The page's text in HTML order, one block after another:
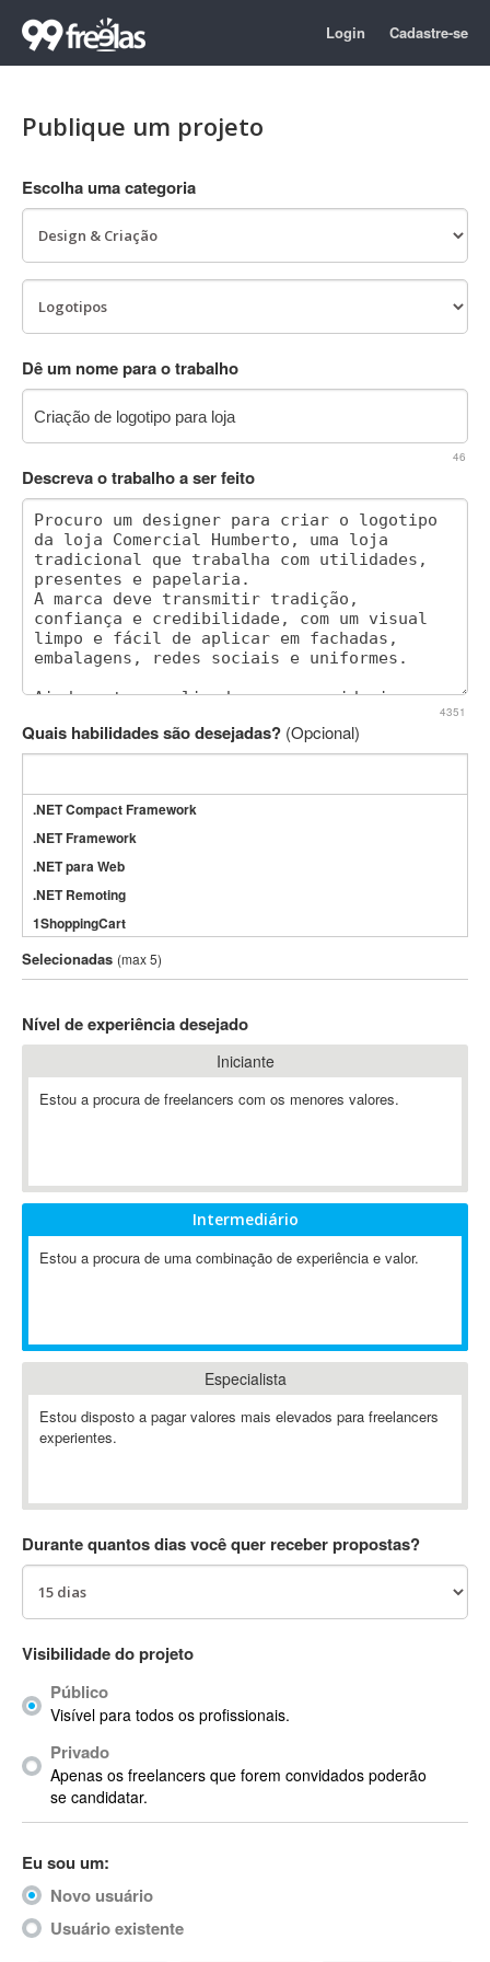
Login Cadastre-se
Publique um projeto
Escolha uma categoria
Dê um nome para o trabalho
46
Descreva o trabalho a ser feito
4351
Quais habilidades são desejadas? (Opcional)
.NET Compact Framework
.NET Framework
.NET para Web
.NET Remoting
1ShoppingCart
3DS Max
3GSM
802.11
A-GPS
ABAP
Abaqus
ABBYY FineReader
Ableton
Ableton Push
Abstract
AC3
ACID Pro
ACPI
Acrobat
Acrobat X
Acronis
ACT
Actimize
ActionScript
ActionScript 3
Selecionadas (max 5)
Nível de experiência desejado
Iniciante
Estou a procura de freelancers com os menores valores.
Intermediário
Estou a procura de uma combinação de experiência e valor.
Especialista
Estou disposto a pagar valores mais elevados para freelancers
experientes.
Durante quantos dias você quer receber propostas?
Visibilidade do projeto
Público
Visível para todos os profissionais.
Privado
Apenas os freelancers que forem convidados poderão
se candidatar.
Eu sou um:
Novo usuário
Usuário existente